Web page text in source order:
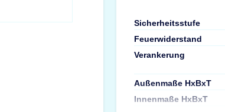
Sicherheitsstufe
Feuerwiderstand
Verankerung
Außenmaße HxBxT
Innenmaße HxBxT